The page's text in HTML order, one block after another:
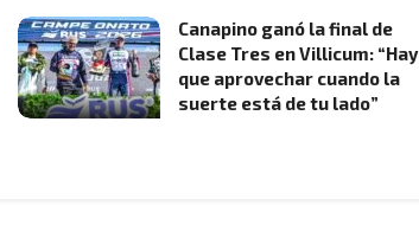
Canapino ganó la final de
Clase Tres en Villicum: “Hay
que aprovechar cuando la
suerte está de tu lado”